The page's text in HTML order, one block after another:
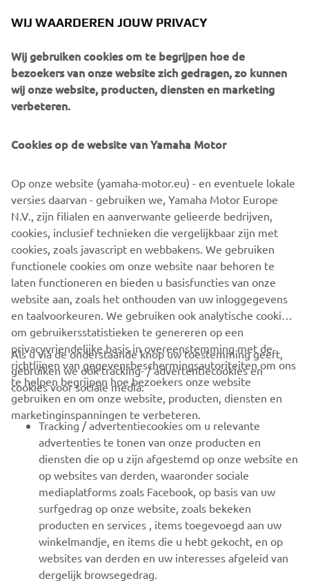
the protagonist of their lives.
For her daily rides between radio studios, rehearsal rooms
and writing sessions for her new songs, Alteria dreamed
of having a lightweight, versatile bike with a distinctive
design.
the exhaust system, and to the new and refined seat
dedicated graphics and modifications were made to the
most evident aesthetic elements, such as arrows, mirrors,
the tail fairing and the optical group.
XSR125 PRODUCTION MODEL
CORPORATE
VOOR BEDRIJVEN
MEER YAMAHA
ONDERSTEUNING
NIEUWSBRIEF
Wees de eerste die meer te weten komt over de nieuwste deals,
WIJ WAARDEREN JOUW PRIVACY
Wij gebruiken cookies om te begrijpen hoe de
bezoekers van onze website zich gedragen, zo kunnen
wij onze website, producten, diensten en marketing
verbeteren.
Cookies op de website van Yamaha Motor
Op onze website (yamaha-motor.eu) - en eventuele lokale
versies daarvan - gebruiken we, Yamaha Motor Europe
N.V., zijn filialen en aanverwante gelieerde bedrijven,
cookies, inclusief technieken die vergelijkbaar zijn met
cookies, zoals javascript en webbakens. We gebruiken
functionele cookies om onze website naar behoren te
laten functioneren en bieden u basisfuncties van onze
website aan, zoals het onthouden van uw inloggegevens
en taalvoorkeuren. We gebruiken ook analytische cookies
om gebruikersstatistieken te genereren op een
privacyvriendelijke basis in overeenstemming met de
richtlijnen van gegevensbeschermingsautoriteiten om ons
te helpen begrijpen hoe bezoekers onze website
gebruiken en om onze website, producten, diensten en
marketinginspanningen te verbeteren.
Als u via de onderstaande knop uw toestemming geeft,
gebruiken we ook tracking- / advertentiecookies en
cookies voor sociale media:
Tracking / advertentiecookies om u relevante
advertenties te tonen van onze producten en
diensten die op u zijn afgestemd op onze website en
op websites van derden, waaronder sociale
mediaplatforms zoals Facebook, op basis van uw
surfgedrag op onze website, zoals bekeken
producten en services , items toegevoegd aan uw
winkelmandje, en items die u hebt gekocht, en op
websites van derden en uw interesses afgeleid van
dergelijk browsegedrag.